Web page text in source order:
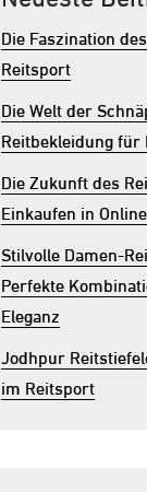
Die Faszination
Reitsport
Die Welt der
Reitbekleidung
Die Zukunft des
Einkaufen in
Stilvolle Damen-
Perfekte
Eleganz
Jodhpur
im Reitsport